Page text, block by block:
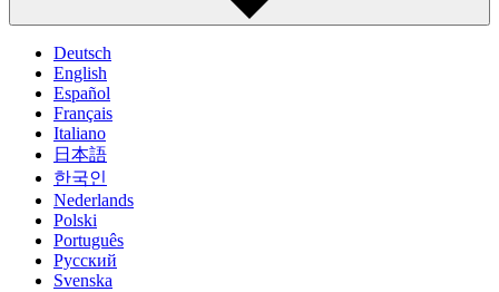
Deutsch
English
Español
Français
Italiano
日本語
한국인
Nederlands
Polski
Português
Pусский
Svenska